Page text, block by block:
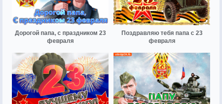
Дорогой папа, с праздником 23
февраля
Поздравляю тебя папа с 23
февраля